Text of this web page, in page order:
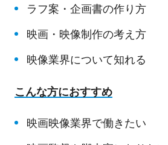
ラフ案・企画書の作り方
映画・映像制作の考え方
映像業界について知れる
こんな方におすすめ
映画映像業界で働きたい